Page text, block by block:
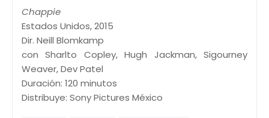
Chappie
Estados Unidos, 2015
Dir. Neill Blomkamp
con Sharlto Copley, Hugh Jackman, Sigourney
Weaver, Dev Patel
Duración: 120 minutos
Distribuye: Sony Pictures México